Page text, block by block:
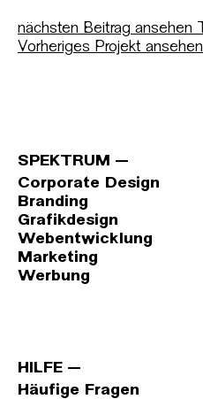
nächsten Beitrag ansehen
Vorheriges Projekt ansehen
SPEKTRUM
Corporate Design
Branding
Grafikdesign
Webentwicklung
Marketing
Werbung
HILFE
Häufige Fragen